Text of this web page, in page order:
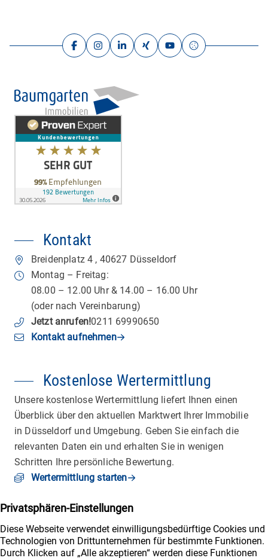
Kontakt
Breidenplatz 4 , 40627 Düsseldorf
Montag – Freitag:
08.00 – 12.00 Uhr & 14.00 – 16.00 Uhr
(oder nach Vereinbarung)
Jetzt anrufen!0211 69990650
Kontakt aufnehmen
Kostenlose Wertermittlung
Unsere kostenlose Wertermittlung liefert Ihnen einen
Überblick über den aktuellen Marktwert Ihrer Immobilie
in Düsseldorf und Umgebung. Geben Sie einfach die
relevanten Daten ein und erhalten Sie in wenigen
Schritten Ihre persönliche Bewertung.
Wertermittlung starten
Wichtiges
Immobilienangebote